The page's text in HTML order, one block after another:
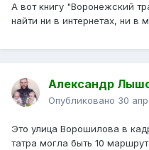
А вот книгу "Воронежский
найти ни в интернетах, ни в
Александр
Опубликовано 30
Это улица Ворошилова в
татра могла быть 10